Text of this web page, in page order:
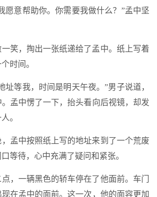
愿意帮助你。你需要我做什么？”孟中坚
一笑，掏出一张纸递给了孟中。纸上写着
时间。
址等我，时间是明天午夜。”男子说道，
孟中愣了一下，抬头看向后视镜，却发
。
，孟中按照纸上写的地址来到了一个荒废
等待，心中充满了疑问和紧张。
，一辆黑色的轿车停在了他面前。车门
在孟中的面前。这一次，他的面容更加